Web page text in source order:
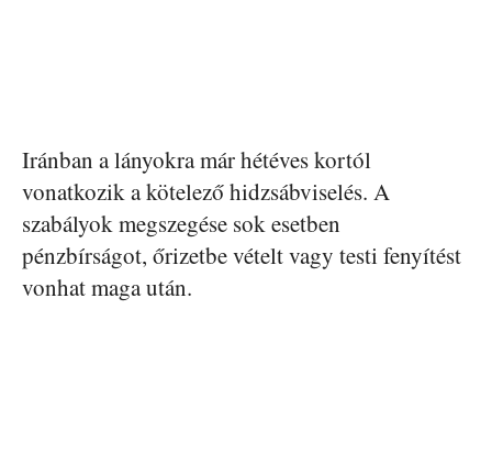
Iránban a lányokra már hétéves kortól
vonatkozik a kötelező hidzsábviselés. A
szabályok megszegése sok esetben
pénzbírságot, őrizetbe vételt vagy testi fenyítést
vonhat maga után.